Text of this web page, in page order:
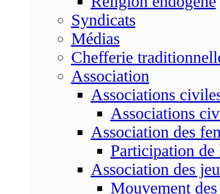
Syndicats
Médias
Chefferie
Association
Associations
Associations
Association des
Participation de
Association des
Mouvement